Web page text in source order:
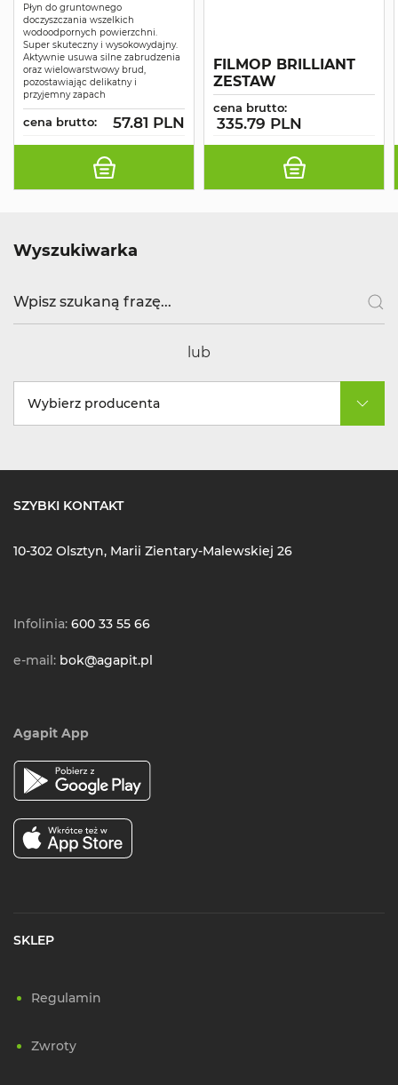
Płyn do gruntownego
doczyszczania wszelkich
wodoodpornych powierzchni.
Super skuteczny i wysokowydajny.
Aktywnie usuwa silne zabrudzenia
oraz wielowarstwowy brud,
pozostawiając delikatny i
przyjemny zapach
cena brutto: 57.81 PLN
FILMOP BRILLIANT
ZESTAW
cena brutto:
335.79 PLN
Wyszukiwarka
lub
Wybierz producenta
SZYBKI KONTAKT
10-302 Olsztyn, Marii Zientary-Malewskiej 26
Infolinia: 600 33 55 66
e-mail: bok@agapit.pl
Agapit App
SKLEP
Regulamin
Zwroty